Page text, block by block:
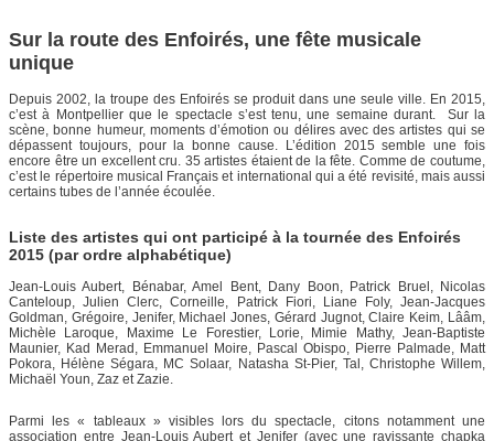
Sur la route des Enfoirés, une fête musicale
unique
Depuis 2002, la troupe des Enfoirés se produit dans une seule ville. En 2015,
c’est à Montpellier que le spectacle s’est tenu, une semaine durant. Sur la
scène, bonne humeur, moments d’émotion ou délires avec des artistes qui se
dépassent toujours, pour la bonne cause. L’édition 2015 semble une fois
encore être un excellent cru. 35 artistes étaient de la fête. Comme de coutume,
c’est le répertoire musical Français et international qui a été revisité, mais aussi
certains tubes de l’année écoulée.
Liste des artistes qui ont participé à la tournée des Enfoirés
2015 (par ordre alphabétique)
Jean-Louis Aubert, Bénabar, Amel Bent, Dany Boon, Patrick Bruel, Nicolas
Canteloup, Julien Clerc, Corneille, Patrick Fiori, Liane Foly, Jean-Jacques
Goldman, Grégoire, Jenifer, Michael Jones, Gérard Jugnot, Claire Keim, Lââm,
Michèle Laroque, Maxime Le Forestier, Lorie, Mimie Mathy, Jean-Baptiste
Maunier, Kad Merad, Emmanuel Moire, Pascal Obispo, Pierre Palmade, Matt
Pokora, Hélène Ségara, MC Solaar, Natasha St-Pier, Tal, Christophe Willem,
Michaël Youn, Zaz et Zazie.
Parmi les « tableaux » visibles lors du spectacle, citons notamment une
association entre Jean-Louis Aubert et Jenifer (avec une ravissante chapka